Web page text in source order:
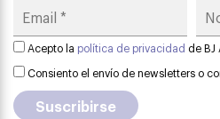
Acepto la política de privacidad de BJ
Consiento el envío de newsletters o